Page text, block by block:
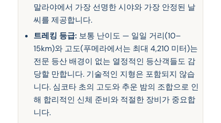
말라야에서 가장 선명한 시야와 가장 안정된 날
씨를 제공합니다.
트레킹 등급: 보통 난이도 — 일일 거리(10–
15km)와 고도(푸메라에서는 최대 4,210 미터)는
전문 등산 배경이 없는 열정적인 등산객들도 감
당할 만합니다. 기술적인 지형은 포함되지 않습
니다. 심코타 초의 고도와 추운 밤의 조합으로 인
해 합리적인 신체 준비와 적절한 장비가 중요합
니다.